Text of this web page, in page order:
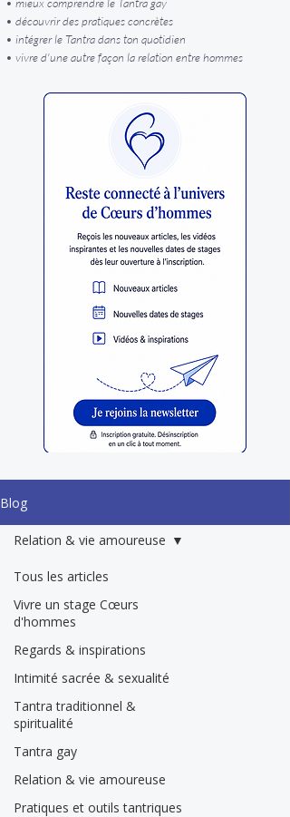
• découvrir des pratiques concrètes
• intégrer le Tantra dans ton quotidien
• vivre d'une autre façon la relation entre hommes
Blog
Tous les articles
Vivre un stage Cœurs
d'hommes
Regards & inspirations
Intimité sacrée & sexualité
Tantra traditionnel &
spiritualité
Tantra gay
Relation & vie amoureuse
Pratiques et outils tantriques
Relation & vie amoureuse